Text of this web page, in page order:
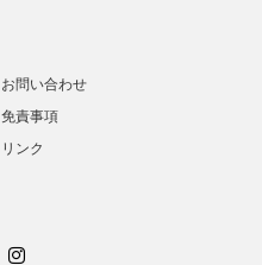
お問い合わせ
免責事項
リンク